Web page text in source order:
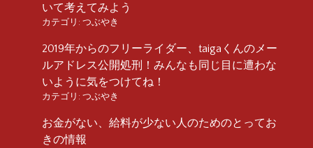
いて考えてみよう
カテゴリ: つぶやき
2019年からのフリーライダー、taigaくんのメー
ルアドレス公開処刑！みんなも同じ目に遭わな
いように気をつけてね！
カテゴリ: つぶやき
お金がない、給料が少ない人のためのとってお
きの情報